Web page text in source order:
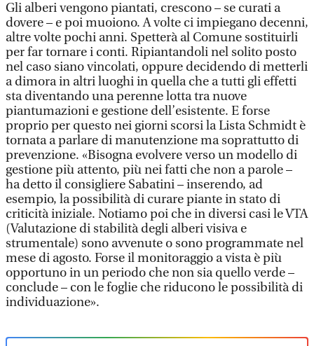
Gli alberi vengono piantati, crescono – se curati a
dovere – e poi muoiono. A volte ci impiegano decenni,
altre volte pochi anni. Spetterà al Comune sostituirli
per far tornare i conti. Ripiantandoli nel solito posto
nel caso siano vincolati, oppure decidendo di metterli
a dimora in altri luoghi in quella che a tutti gli effetti
sta diventando una perenne lotta tra nuove
piantumazioni e gestione dell’esistente. E forse
proprio per questo nei giorni scorsi la Lista Schmidt è
tornata a parlare di manutenzione ma soprattutto di
prevenzione. «Bisogna evolvere verso un modello di
gestione più attento, più nei fatti che non a parole –
ha detto il consigliere Sabatini – inserendo, ad
esempio, la possibilità di curare piante in stato di
criticità iniziale. Notiamo poi che in diversi casi le VTA
(Valutazione di stabilità degli alberi visiva e
strumentale) sono avvenute o sono programmate nel
mese di agosto. Forse il monitoraggio a vista è più
opportuno in un periodo che non sia quello verde –
conclude – con le foglie che riducono le possibilità di
individuazione».